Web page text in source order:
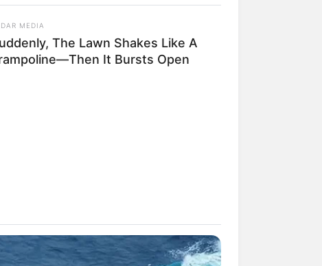
gebucht oder gekauft wird, ist das
MEDIA
The Lawn Shakes Like A
It Bursts Open